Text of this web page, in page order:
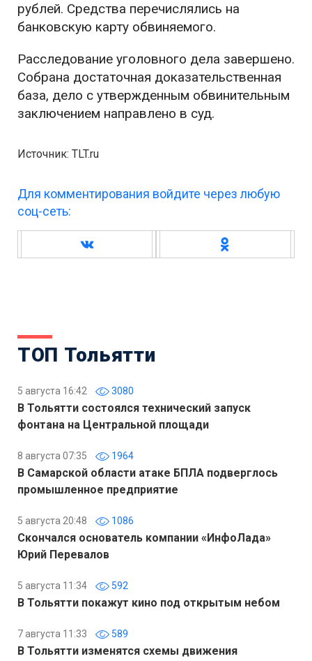
рублей. Средства перечислялись на
банковскую карту обвиняемого.
Расследование уголовного дела завершено.
Собрана достаточная доказательственная
база, дело с утвержденным обвинительным
заключением направлено в суд.
Источник: TLT.ru
Для комментирования войдите через любую
соц-сеть:
ТОП Тольятти
5 августа 16:42 3080
В Тольятти состоялся технический запуск
фонтана на Центральной площади
8 августа 07:35 1964
В Самарской области атаке БПЛА подверглось
промышленное предприятие
5 августа 20:48 1086
Скончался основатель компании «ИнфоЛада»
Юрий Перевалов
5 августа 11:34 592
В Тольятти покажут кино под открытым небом
7 августа 11:33 589
В Тольятти изменятся схемы движения